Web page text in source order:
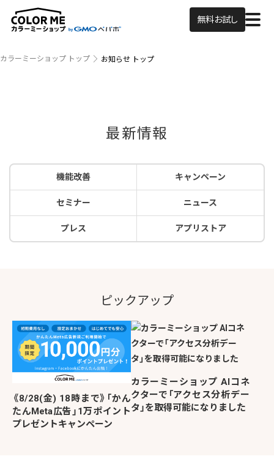
無料お試し
カラーミーショップ トップ お知らせ トップ
最新情報
機能改善 キャンペーン
セミナー ニュース
プレス アプリストア
ピックアップ
《8/28(金) 18時まで》「かん
たんMeta広告」1万ポイント
プレゼントキャンペーン
カラーミーショップ AIコネ
クターで「アクセス分析デー
タ」を取得可能になりました